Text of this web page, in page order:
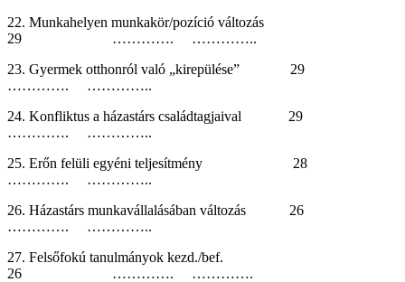
22. Munkahelyen munkakör/pozíció változás
29 …………. …………..
23. Gyermek otthonról való „kirepülése” 29
…………. …………..
24. Konfliktus a házastárs családtagjaival 29
…………. …………..
25. Erőn felüli egyéni teljesítmény 28
…………. …………..
26. Házastárs munkavállalásában változás 26
…………. …………..
27. Felsőfokú tanulmányok kezd./bef.
26 …………. ………….